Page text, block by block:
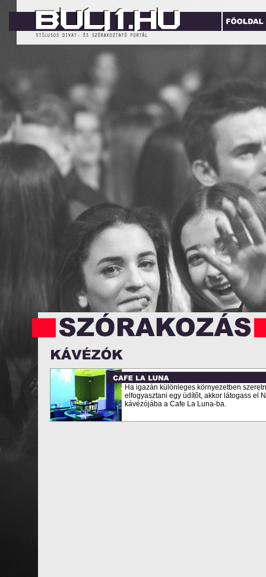
Ha igazán különleges környezetben
elfogyasztani egy üdítõt, akkor látogass el
kávézójába a Cafe La Luna-ba.